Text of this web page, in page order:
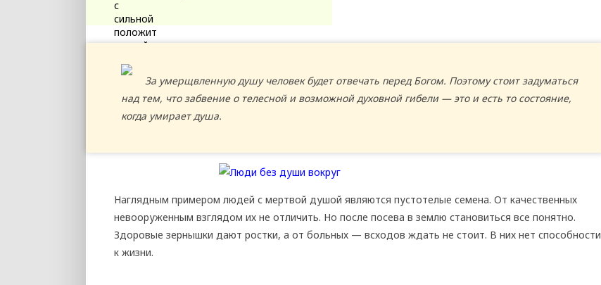
За умерщвленную душу человек будет отвечать перед Богом. Поэтому стоит задуматься
над тем, что забвение о телесной и возможной духовной гибели — это и есть то состояние,
когда умирает душа.
Наглядным примером людей с мертвой душой являются пустотелые семена. От качественных
невооруженным взглядом их не отличить. Но после посева в землю становиться все понятно.
Здоровые зернышки дают ростки, а от больных — всходов ждать не стоит. В них нет способности
к жизни.